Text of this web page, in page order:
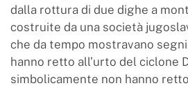
dalla rottura di due dighe a
costruite da una società
che da tempo mostravano
hanno retto all’urto del ciclone
simbolicamente non hanno